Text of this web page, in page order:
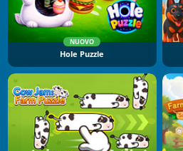
NUOVO
Hole Puzzle